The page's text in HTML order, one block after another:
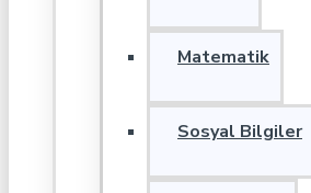
Matematik
Sosyal Bilgiler